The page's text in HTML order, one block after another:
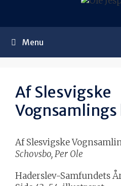
Menu
Af Slesvigske
Af Slesvigske
Schovsbo, Per Ole
Haderslev-Samfundets